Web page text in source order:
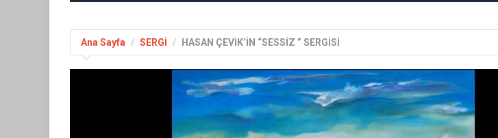
Ana Sayfa SERGİ HASAN ÇEVİK’İN “SESSİZ ” SERGİSİ